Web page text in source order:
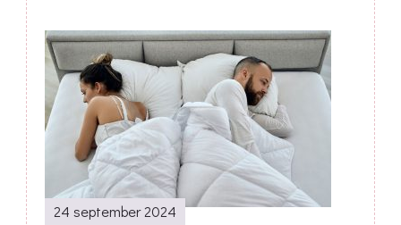
Bericht
navigatie
24 september 2024